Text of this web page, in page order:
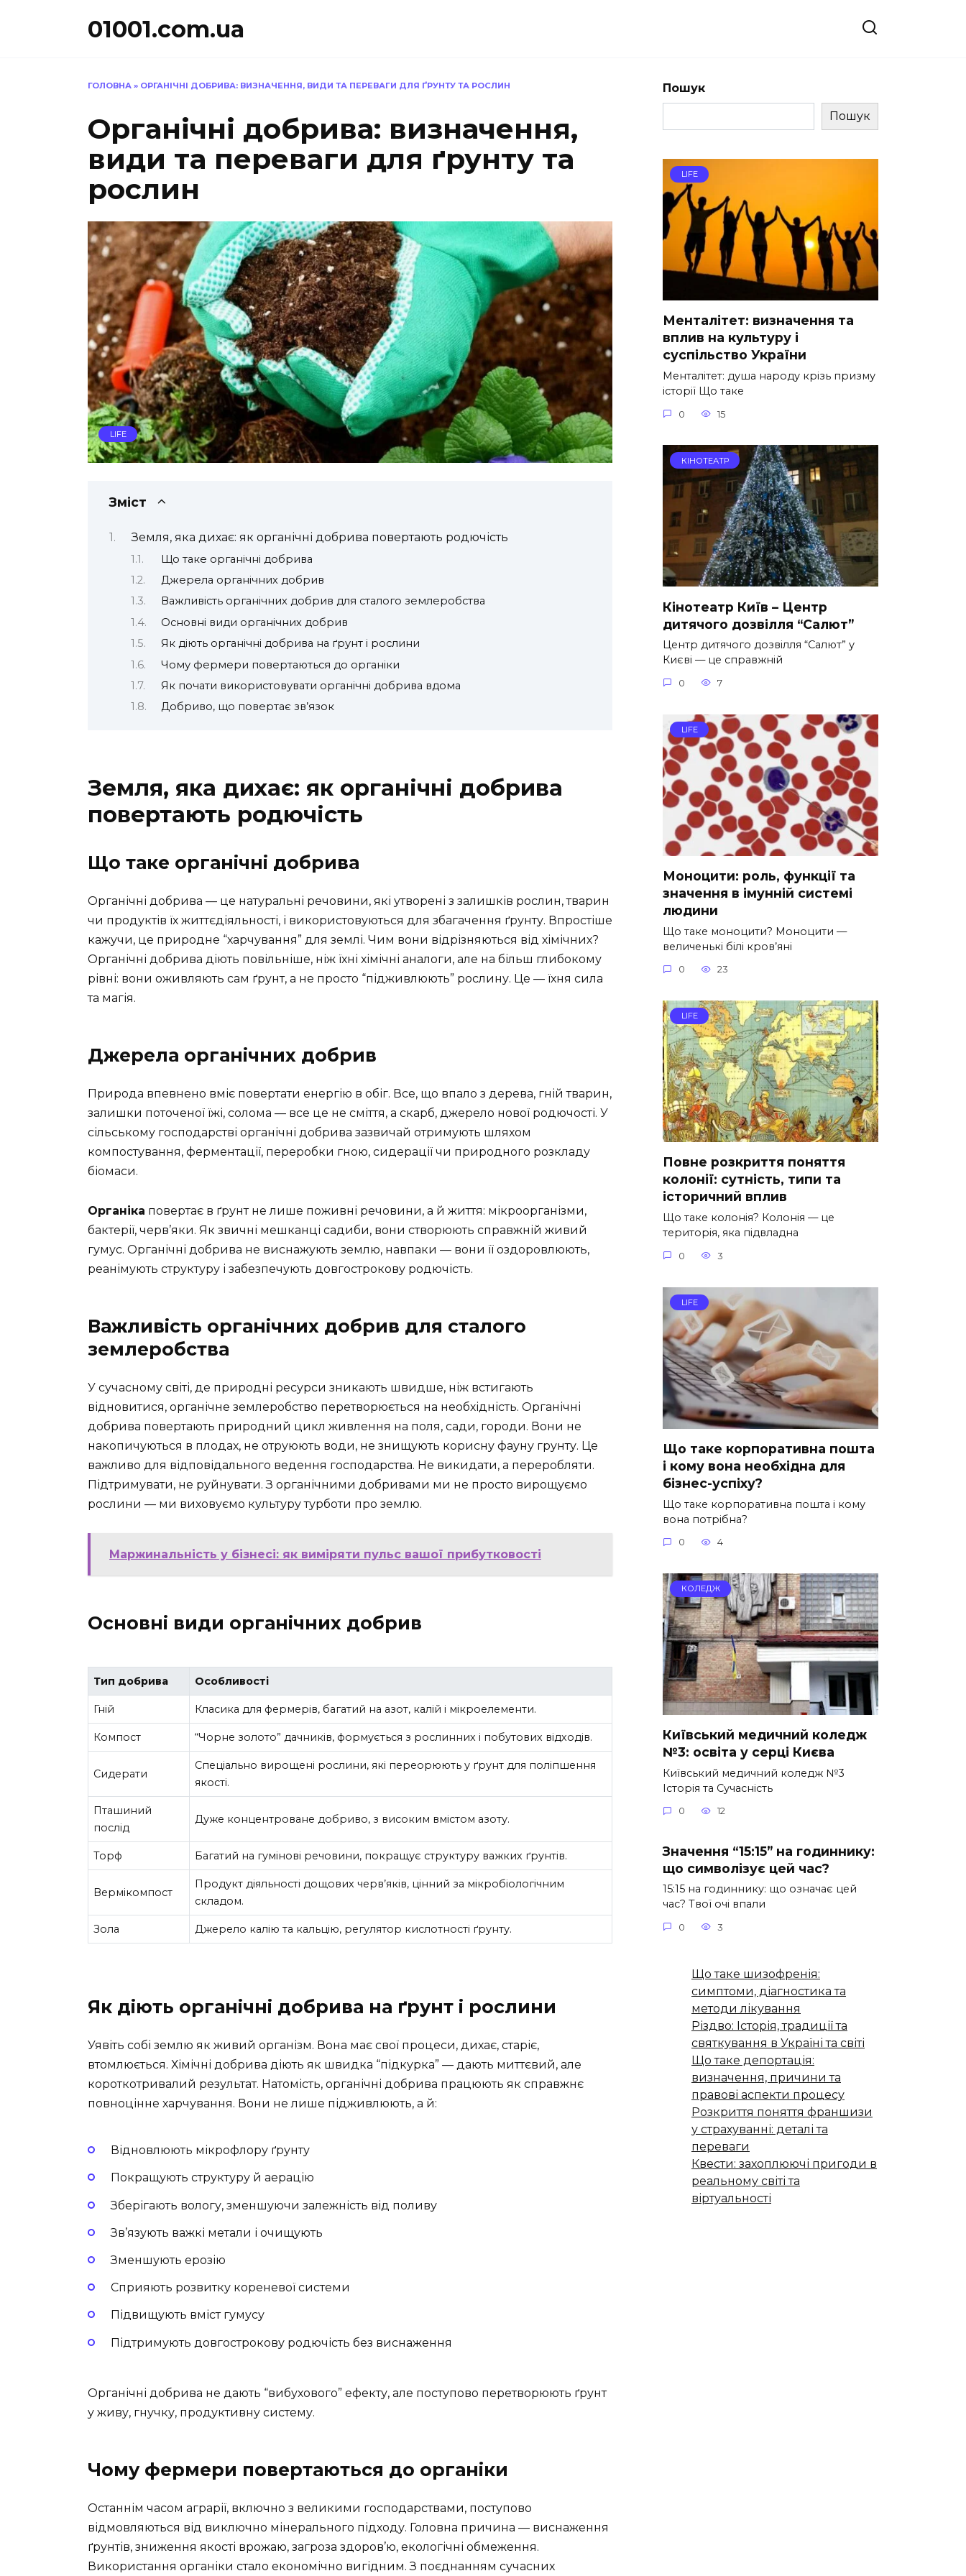
01001.com.ua
ГОЛОВНА » ОРГАНІЧНІ ДОБРИВА: ВИЗНАЧЕННЯ, ВИДИ ТА ПЕРЕВАГИ ДЛЯ ҐРУНТУ ТА РОСЛИН
Органічні добрива: визначення,
види та переваги для ґрунту та
рослин
LIFE
Зміст
Земля, яка дихає: як органічні добрива повертають родючість
Що таке органічні добрива
Джерела органічних добрив
Важливість органічних добрив для сталого землеробства
Основні види органічних добрив
Як діють органічні добрива на ґрунт і рослини
Чому фермери повертаються до органіки
Як почати використовувати органічні добрива вдома
Добриво, що повертає зв’язок
Земля, яка дихає: як органічні добрива
повертають родючість
Що таке органічні добрива
Органічні добрива — це натуральні речовини, які утворені з залишків рослин, тварин
чи продуктів їх життєдіяльності, і використовуються для збагачення ґрунту. Впростіше
кажучи, це природне “харчування” для землі. Чим вони відрізняються від хімічних?
Органічні добрива діють повільніше, ніж їхні хімічні аналоги, але на більш глибокому
рівні: вони оживляють сам ґрунт, а не просто “підживлюють” рослину. Це — їхня сила
та магія.
Джерела органічних добрив
Природа впевнено вміє повертати енергію в обіг. Все, що впало з дерева, гній тварин,
залишки поточеної їжі, солома — все це не сміття, а скарб, джерело нової родючості. У
сільському господарстві органічні добрива зазвичай отримують шляхом
компостування, ферментації, переробки гною, сидерації чи природного розкладу
біомаси.
Органіка повертає в ґрунт не лише поживні речовини, а й життя: мікроорганізми,
бактерії, черв’яки. Як звичні мешканці садиби, вони створюють справжній живий
гумус. Органічні добрива не виснажують землю, навпаки — вони її оздоровлюють,
реанімують структуру і забезпечують довгострокову родючість.
Важливість органічних добрив для сталого
землеробства
У сучасному світі, де природні ресурси зникають швидше, ніж встигають
відновитися, органічне землеробство перетворюється на необхідність. Органічні
добрива повертають природний цикл живлення на поля, сади, городи. Вони не
накопичуються в плодах, не отруюють води, не знищують корисну фауну грунту. Це
важливо для відповідального ведення господарства. Не викидати, а переробляти.
Підтримувати, не руйнувати. З органічними добривами ми не просто вирощуємо
рослини — ми виховуємо культуру турботи про землю.
Маржинальність у бізнесі: як виміряти пульс вашої прибутковості
Основні види органічних добрив
Тип добрива Особливості
Гній Класика для фермерів, багатий на азот, калій і мікроелементи.
Компост “Чорне золото” дачників, формується з рослинних і побутових відходів.
Сидерати
Спеціально вирощені рослини, які переорюють у ґрунт для поліпшення
якості.
Пташиний
послід
Дуже концентроване добриво, з високим вмістом азоту.
Торф Багатий на гумінові речовини, покращує структуру важких ґрунтів.
Вермікомпост
Продукт діяльності дощових черв’яків, цінний за мікробіологічним
складом.
Зола Джерело калію та кальцію, регулятор кислотності ґрунту.
Як діють органічні добрива на ґрунт і рослини
Уявіть собі землю як живий організм. Вона має свої процеси, дихає, старіє,
втомлюється. Хімічні добрива діють як швидка “підкурка” — дають миттєвий, але
короткотривалий результат. Натомість, органічні добрива працюють як справжнє
повноцінне харчування. Вони не лише підживлюють, а й:
Відновлюють мікрофлору ґрунту
Покращують структуру й аерацію
Зберігають вологу, зменшуючи залежність від поливу
Зв’язують важкі метали і очищують
Зменшують ерозію
Сприяють розвитку кореневої системи
Підвищують вміст гумусу
Підтримують довгострокову родючість без виснаження
Органічні добрива не дають “вибухового” ефекту, але поступово перетворюють ґрунт
у живу, гнучку, продуктивну систему.
Чому фермери повертаються до органіки
Останнім часом аграрії, включно з великими господарствами, поступово
відмовляються від виключно мінерального підходу. Головна причина — виснаження
ґрунтів, зниження якості врожаю, загроза здоров’ю, екологічні обмеження.
Використання органіки стало економічно вигідним. З поєднанням сучасних
Пошук
Пошук
LIFE
Менталітет: визначення та
вплив на культуру і
суспільство України
Менталітет: душа народу крізь призму
історії Що таке
0 15
КІНОТЕАТР
Кінотеатр Київ – Центр
дитячого дозвілля “Салют”
Центр дитячого дозвілля “Салют” у
Києві — це справжній
0 7
LIFE
Моноцити: роль, функції та
значення в імунній системі
людини
Що таке моноцити? Моноцити —
величенькі білі кров’яні
0 23
LIFE
Повне розкриття поняття
колонії: сутність, типи та
історичний вплив
Що таке колонія? Колонія — це
територія, яка підвладна
0 3
LIFE
Що таке корпоративна пошта
і кому вона необхідна для
бізнес-успіху?
Що таке корпоративна пошта і кому
вона потрібна?
0 4
КОЛЕДЖ
Київський медичний коледж
№3: освіта у серці Києва
Київський медичний коледж №3
Історія та Сучасність
0 12
Значення “15:15” на годиннику:
що символізує цей час?
15:15 на годиннику: що означає цей
час? Твої очі впали
0 3
Що таке шизофренія:
симптоми, діагностика та
методи лікування
Різдво: Історія, традиції та
святкування в Україні та світі
Що таке депортація:
визначення, причини та
правові аспекти процесу
Розкриття поняття франшизи
у страхуванні: деталі та
переваги
Квести: захоплюючі пригоди в
реальному світі та
віртуальності